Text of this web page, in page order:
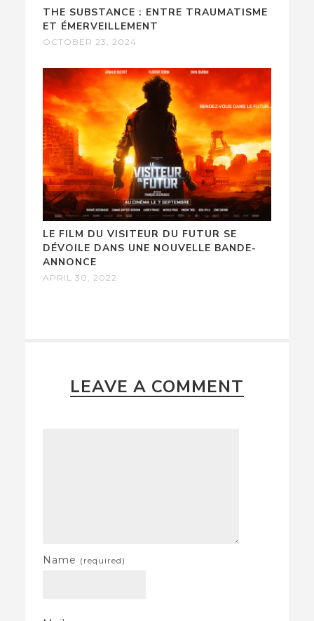
THE SUBSTANCE : ENTRE TRAUMATISME
ET ÉMERVEILLEMENT
OCTOBER 23, 2024
LE FILM DU VISITEUR DU FUTUR SE
DÉVOILE DANS UNE NOUVELLE BANDE-
ANNONCE
APRIL 30, 2022
LEAVE A COMMENT
Name (required)